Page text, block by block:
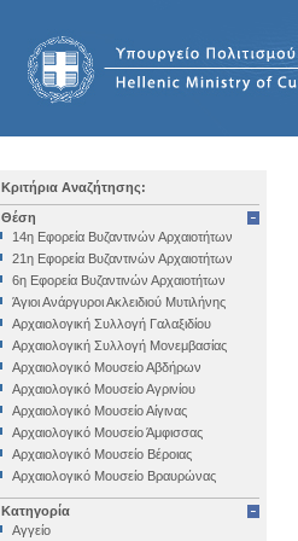
Κριτήρια Αναζήτησης:
Θέση
14η Εφορεία Βυζαντινών Αρχαιοτήτων
21η Εφορεία Βυζαντινών Αρχαιοτήτων
6η Εφορεία Βυζαντινών Αρχαιοτήτων
Άγιοι Ανάργυροι Ακλειδιού Μυτιλήνης
Αρχαιολογική Συλλογή Γαλαξιδίου
Αρχαιολογική Συλλογή Μονεμβασίας
Αρχαιολογικό Μουσείο Αβδήρων
Αρχαιολογικό Μουσείο Αγρινίου
Αρχαιολογικό Μουσείο Αίγινας
Αρχαιολογικό Μουσείο Άμφισσας
Αρχαιολογικό Μουσείο Βέροιας
Αρχαιολογικό Μουσείο Βραυρώνας
Αρχαιολογικό Μουσείο Δελφών
Αρχαιολογικό Μουσείο Ηγουμενίτσας
Κατηγορία
Αγγείο